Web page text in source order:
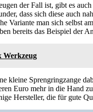
der Fall ist, gibt es
dass sich diese auch
Variante man sich selbst
bereits das Beispiel der
Werkzeug
kleine Sprengringzange
Euro mehr in die Hand
Hersteller, die für gute